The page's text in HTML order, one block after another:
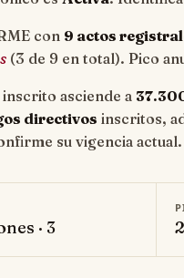
con 9 actos
(3 de 9 en total). Pico
asciende a
directivos inscritos,
su vigencia actual.
· 3